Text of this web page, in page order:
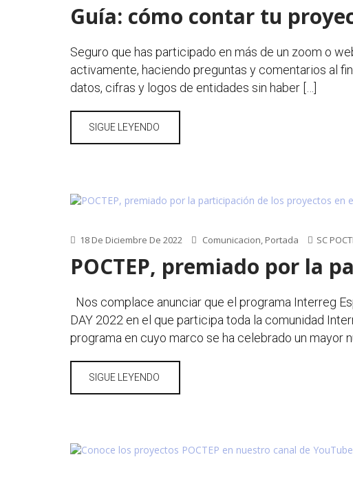
Guía: cómo contar tu
Seguro que has participado en más de un zoom o
activamente, haciendo preguntas y comentarios al
datos, cifras y logos de entidades sin haber […]
SIGUE LEYENDO
18 De Diciembre De 2022 Comunicacion Portada SC
POCTEP, premiado por la
Nos complace anunciar que el programa Interreg
DAY 2022 en el que participa toda la comunidad
programa en cuyo marco se ha celebrado un mayor
SIGUE LEYENDO